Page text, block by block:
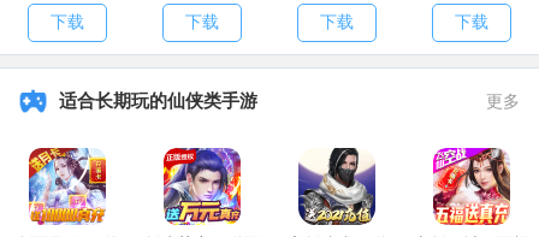
17.长生果➕苔菜=胡荽
19.胡荽➕塌棵菜=紫苔菜
以上就是 妄想山海蔬菜怎么合成_蔬菜合成公式大全
的全部内容
啦，希望大家能喜欢!
神魔将版）
下载
乱斗）
下载 下载 下载
适合长期玩的仙侠类手游 更多